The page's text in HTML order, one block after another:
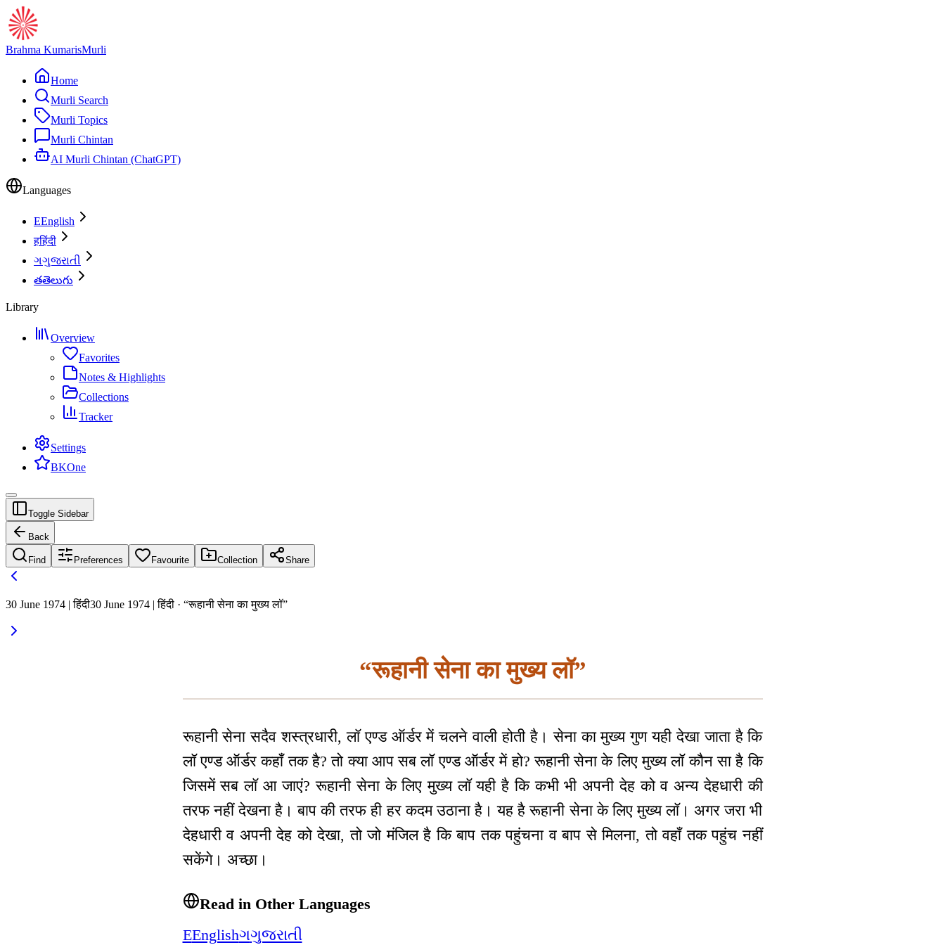
Brahma KumarisMurli
Home
Murli Search
Murli Topics
Murli Chintan
AI Murli Chintan (ChatGPT)
Languages
EEnglish
हहिंदी
ગગુજરાતી
తతెలుగు
Library
Overview
Favorites
Notes & Highlights
Collections
Tracker
Settings
BKOne
Toggle Sidebar
Back
Find Preferences Favourite Collection Share
30 June 1974 | हिंदी30 June 1974 | हिंदी · “रूहानी सेना का मुख्य लॉ”
“रूहानी सेना का मुख्य लॉ”
रूहानी सेना सदैव शस्त्रधारी, लॉ एण्ड ऑर्डर में चलने वाली होती है। सेना का मुख्य गुण यही देखा जाता है कि
लॉ एण्ड ऑर्डर कहाँ तक है? तो क्या आप सब लॉ एण्ड ऑर्डर में हो? रूहानी सेना के लिए मुख्य लॉ कौन सा है कि
जिसमें सब लॉ आ जाएं? रूहानी सेना के लिए मुख्य लॉ यही है कि कभी भी अपनी देह को व अन्य देहधारी की
तरफ नहीं देखना है। बाप की तरफ ही हर कदम उठाना है। यह है रूहानी सेना के लिए मुख्य लॉ। अगर जरा भी
देहधारी व अपनी देह को देखा, तो जो मंजिल है कि बाप तक पहुंचना व बाप से मिलना, तो वहाँ तक पहुंच नहीं
सकेंगे। अच्छा।
Read in Other Languages
EEnglishગગુજરાતી